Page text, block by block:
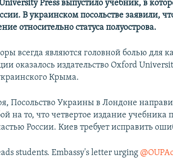
Press выпустило учебник, в
В украинском посольстве заявили,
относительно статуса полуострова.
всегда являются головной болью для
оказалось издательство Oxford
Крыма.
Посольство Украины в Лондоне
на то, что четвертое издание учебника
России. Киев требует исправить
students. Embassy's letter urging